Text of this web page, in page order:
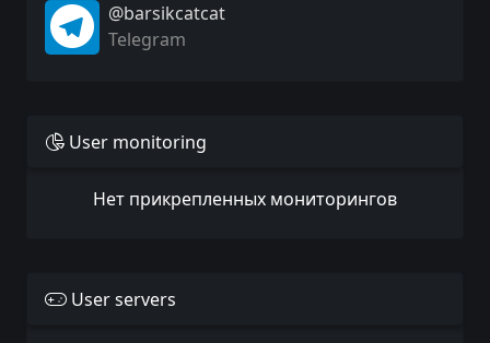
@barsikcatcat
Telegram
User monitoring
Нет прикрепленных мониторингов
User servers